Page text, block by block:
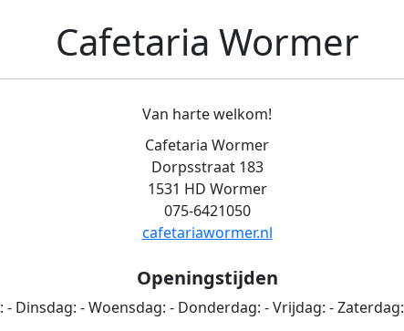
Cafetaria Wormer
Van harte welkom!
Cafetaria Wormer
Dorpsstraat 183
1531 HD Wormer
075-6421050
cafetariawormer.nl
Openingstijden
- Dinsdag: -Woensdag: - Donderdag: -Vrijdag: -Zaterdag: